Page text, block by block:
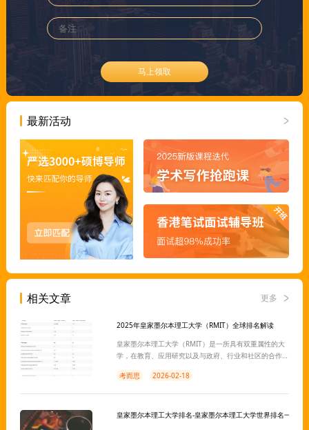
马上领取
最新活动
相关文章 更多
2025年皇家墨尔本理工大学（RMIT）全球排名解读
皇家墨尔本理工大学（RMIT）是一所具有双重属性的大
学，在教育、应用研究以及与政府、行业和社区的合作
（RMIT）全球排名解读。
考而思 2026-02-18
皇家墨尔本理工大学排名-皇家墨尔本理工大学世界排名一览